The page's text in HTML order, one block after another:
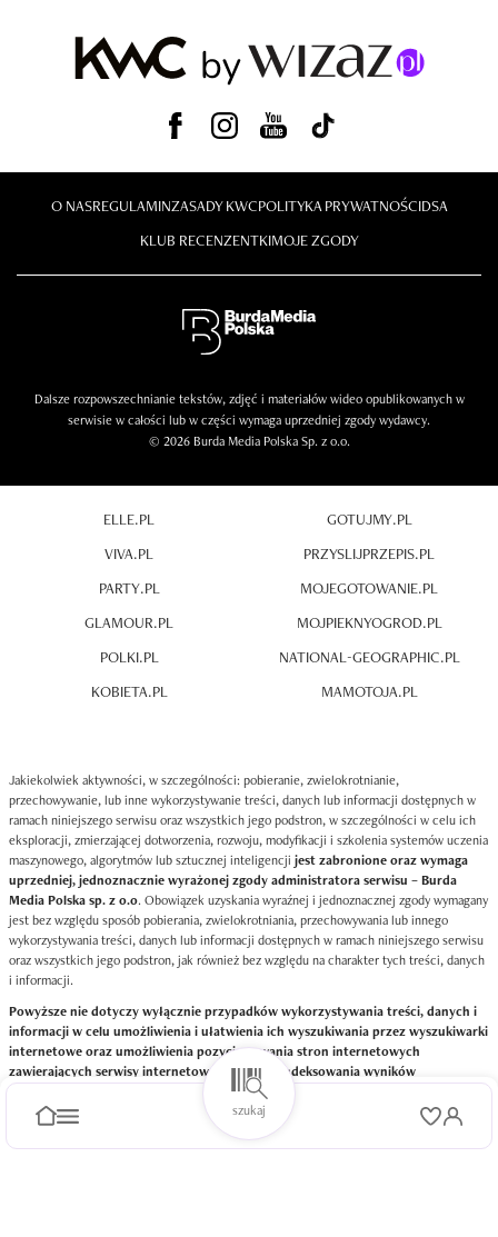
O NASREGULAMINZASADY KWCPOLITYKA PRYWATNOŚCIDSA
KLUB RECENZENTKIMOJE ZGODY
Dalsze rozpowszechnianie tekstów, zdjęć i materiałów wideo opublikowanych w
serwisie w całości lub w części wymaga uprzedniej zgody wydawcy.
© 2026 Burda Media Polska Sp. z o.o.
ELLE.PL
VIVA.PL
PARTY.PL
GLAMOUR.PL
POLKI.PL
KOBIETA.PL
GOTUJMY.PL
PRZYSLIJPRZEPIS.PL
MOJEGOTOWANIE.PL
MOJPIEKNYOGROD.PL
NATIONAL-GEOGRAPHIC.PL
MAMOTOJA.PL
Jakiekolwiek aktywności, w szczególności: pobieranie, zwielokrotnianie,
przechowywanie, lub inne wykorzystywanie treści, danych lub informacji dostępnych w
ramach niniejszego serwisu oraz wszystkich jego podstron, w szczególności w celu ich
eksploracji, zmierzającej dotworzenia, rozwoju, modyfikacji i szkolenia systemów uczenia
maszynowego, algorytmów lub sztucznej inteligencji jest zabronione oraz wymaga
uprzedniej, jednoznacznie wyrażonej zgody administratora serwisu – Burda
Media Polska sp. z o.o. Obowiązek uzyskania wyraźnej i jednoznacznej zgody wymagany
jest bez względu sposób pobierania, zwielokrotniania, przechowywania lub innego
wykorzystywania treści, danych lub informacji dostępnych w ramach niniejszego serwisu
oraz wszystkich jego podstron, jak również bez względu na charakter tych treści, danych
i informacji.
Powyższe nie dotyczy wyłącznie przypadków wykorzystywania treści, danych i
informacji w celu umożliwienia i ułatwienia ich wyszukiwania przez wyszukiwarki
internetowe oraz umożliwienia pozycjonowania stron internetowych
zawierających serwisy internetowe w ramach indeksowania wyników
wyszukiwania wyszukiwarek internetowych
Więcej informacji znajdziesz
szukaj